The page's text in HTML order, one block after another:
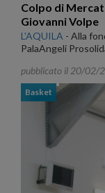
Colpo di
Giovanni Volpe
L'AQUILA - Alla
PalaAngeli
pubblicato il 20/02/
Basket